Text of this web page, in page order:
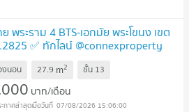
พระราม 4 BTS-เอกมัย พระโขนง เขต
✅ ทักไลน์ @connexproperty
🔥🔥🔥
งนอน 27.9 m2 ชั้น 13
บาท/เดือน
07/08/2026 15:06:00